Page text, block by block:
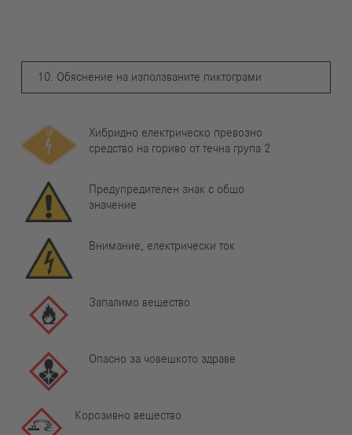
10. Обяснение на използваните пиктограми
Хибридно електрическо превозно
средство на гориво от течна група 2
Предупредителен знак с общо
значение
Внимание, електрически ток
Запалимо вещество
Опасно за човешкото здраве
Корозивно вещество